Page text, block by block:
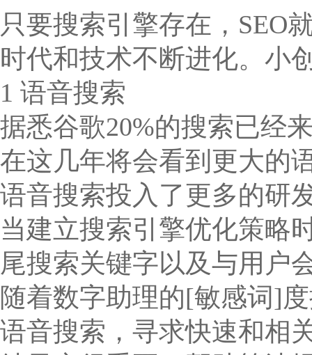
只要搜索引擎存在，SEO
时代和技术不断进化。小
1 语音搜索
据悉谷歌20%的搜索已经
在这几年将会看到更大的
语音搜索投入了更多的研
当建立搜索引擎优化策略
尾搜索关键字以及与用户
随着数字助理的[敏感词]
语音搜索，寻求快速和相